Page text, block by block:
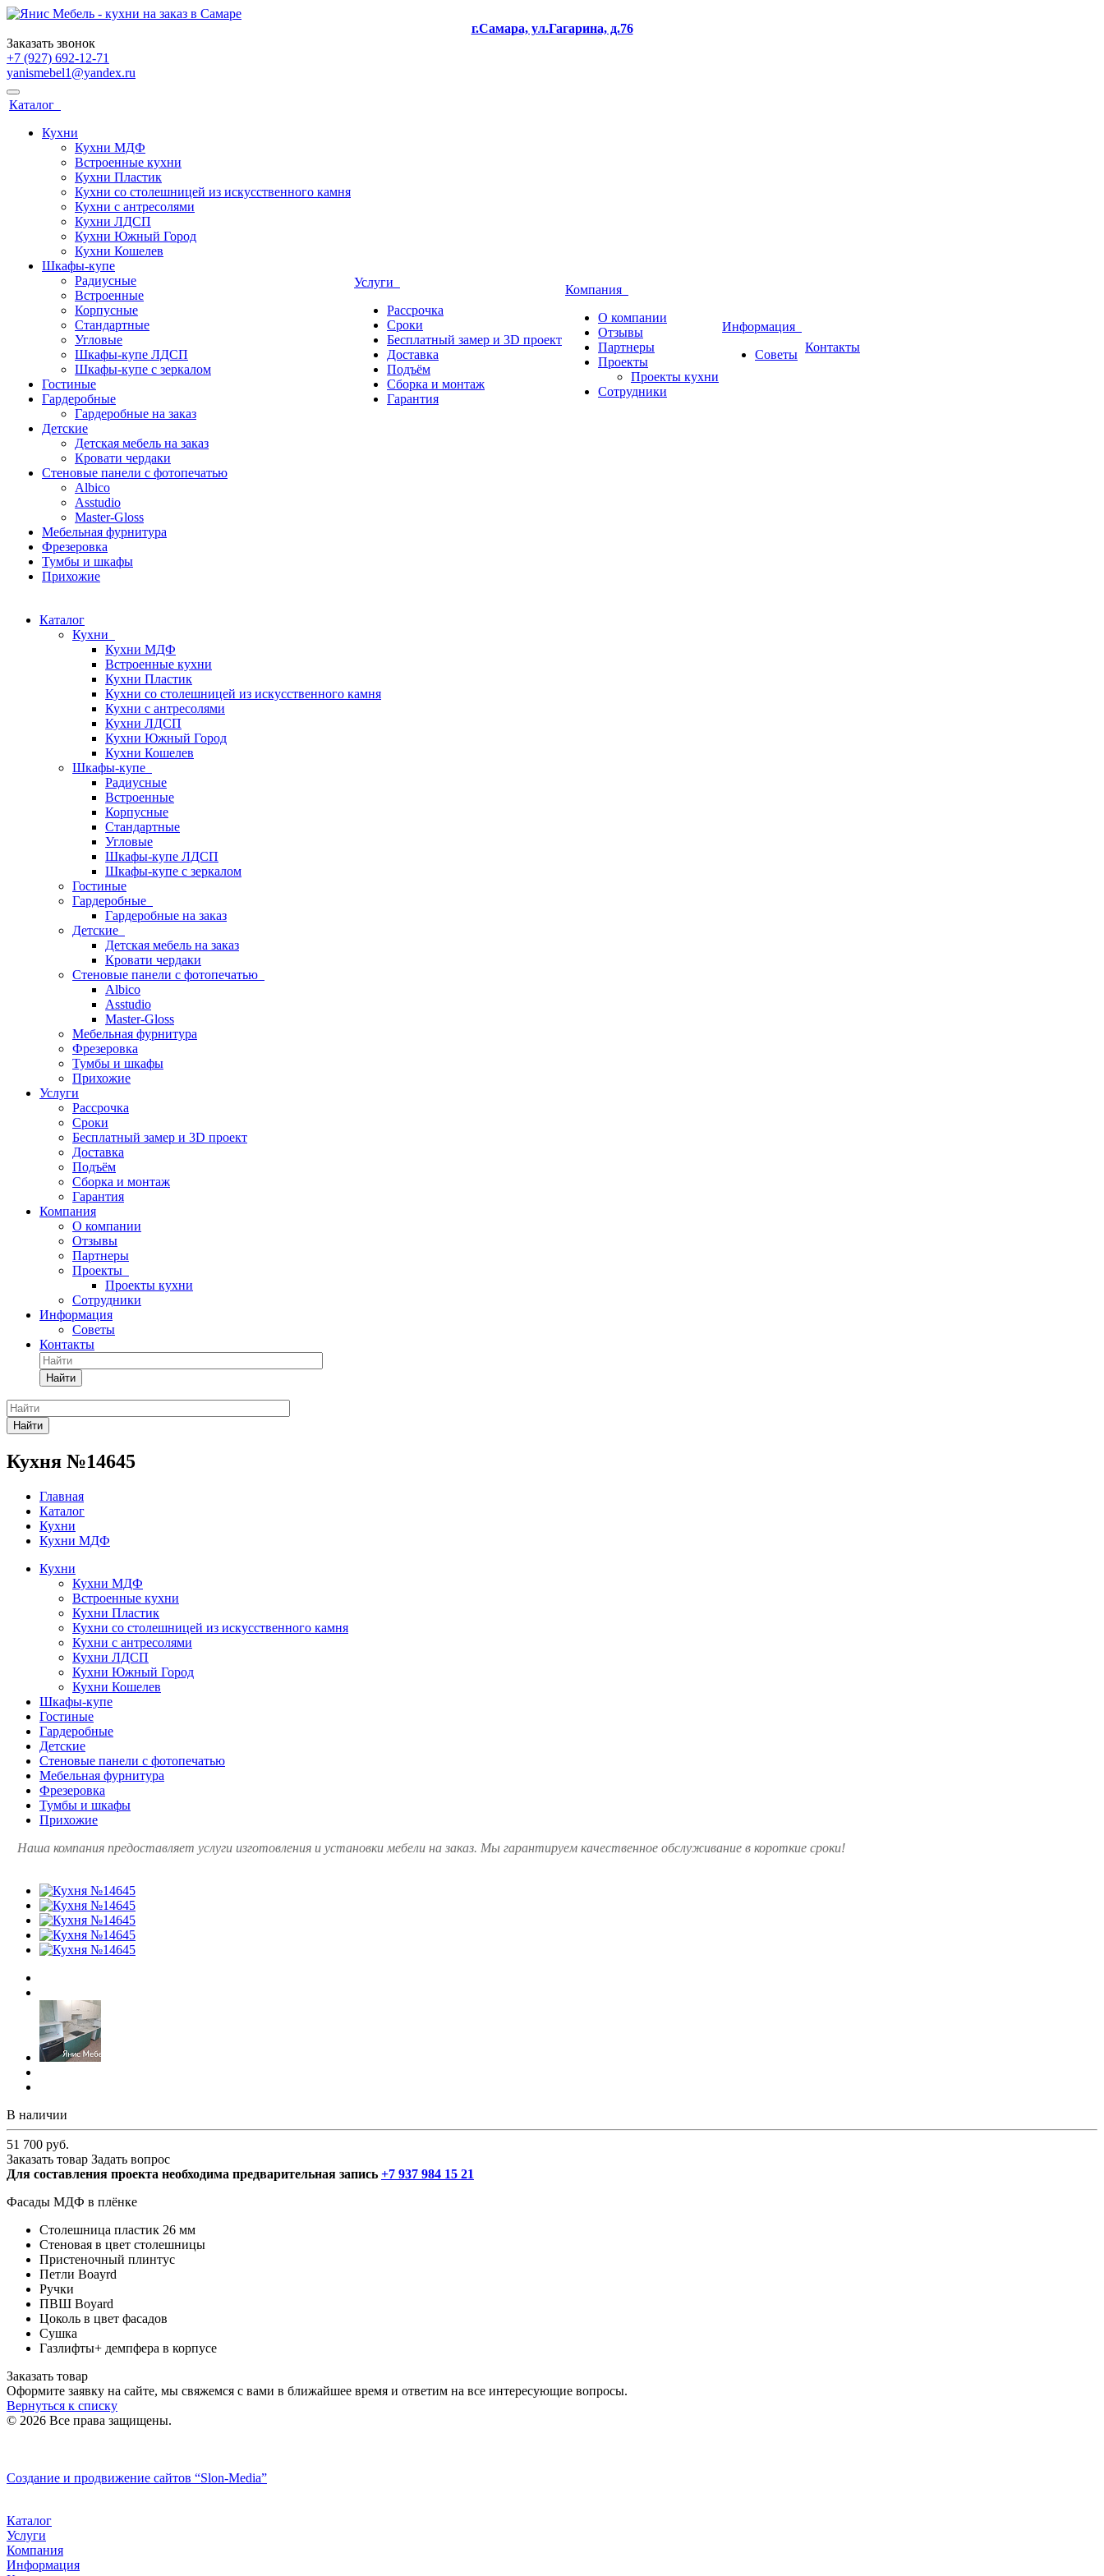
г.Самара, ул.Гагарина, д.76
Заказать звонок
+7 (927) 692-12-71
yanismebel1@yandex.ru
Каталог
Кухни
Кухни МДФ
Встроенные кухни
Кухни Пластик
Кухни со столешницей из искусcтвенного камня
Кухни с антресолями
Кухни ЛДСП
Кухни Южный Город
Кухни Кошелев
Шкафы-купе
Радиусные
Встроенные
Корпусные
Стандартные
Угловые
Шкафы-купе ЛДСП
Шкафы-купе с зеркалом
Гостиные
Гардеробные
Гардеробные на заказ
Детские
Детская мебель на заказ
Кровати чердаки
Стеновые панели с фотопечатью
Albico
Asstudio
Master-Gloss
Мебельная фурнитура
Фрезеровка
Тумбы и шкафы
Прихожие
Услуги
Рассрочка
Сроки
Бесплатный замер и 3D проект
Доставка
Подъём
Сборка и монтаж
Гарантия
Компания
О компании
Отзывы
Партнеры
Проекты
Проекты кухни
Сотрудники
Информация
Советы
Контакты
Каталог
Кухни
Кухни МДФ
Встроенные кухни
Кухни Пластик
Кухни со столешницей из искусcтвенного камня
Кухни с антресолями
Кухни ЛДСП
Кухни Южный Город
Кухни Кошелев
Шкафы-купе
Радиусные
Встроенные
Корпусные
Стандартные
Угловые
Шкафы-купе ЛДСП
Шкафы-купе с зеркалом
Гостиные
Гардеробные
Гардеробные на заказ
Детские
Детская мебель на заказ
Кровати чердаки
Стеновые панели с фотопечатью
Albico
Asstudio
Master-Gloss
Мебельная фурнитура
Фрезеровка
Тумбы и шкафы
Прихожие
Услуги
Рассрочка
Сроки
Бесплатный замер и 3D проект
Доставка
Подъём
Сборка и монтаж
Гарантия
Компания
О компании
Отзывы
Партнеры
Проекты
Проекты кухни
Сотрудники
Информация
Советы
Контакты
Найти
Найти
Кухня №14645
Главная
Каталог
Кухни
Кухни МДФ
Кухни
Кухни МДФ
Встроенные кухни
Кухни Пластик
Кухни со столешницей из искусcтвенного камня
Кухни с антресолями
Кухни ЛДСП
Кухни Южный Город
Кухни Кошелев
Шкафы-купе
Гостиные
Гардеробные
Детские
Стеновые панели с фотопечатью
Мебельная фурнитура
Фрезеровка
Тумбы и шкафы
Прихожие
Наша компания предоставляет услуги изготовления и установки мебели на заказ. Мы гарантируем качественное обслуживание в короткие сроки!
В наличии
51 700 руб.
Заказать товар Задать вопрос
Для составления проекта необходима предварительная запись +7 937 984 15 21
Фасады МДФ в плёнке
Столешница пластик 26 мм
Стеновая в цвет столешницы
Пристеночный плинтус
Петли Boayrd
Ручки
ПВШ Boyard
Цоколь в цвет фасадов
Сушка
Газлифты+ демпфера в корпусе
Заказать товар
Оформите заявку на сайте, мы свяжемся с вами в ближайшее время и ответим на все интересующие вопросы.
Вернуться к списку
© 2026 Все права защищены.
Создание и продвижение сайтов “Slon-Media”
Каталог
Услуги
Компания
Информация